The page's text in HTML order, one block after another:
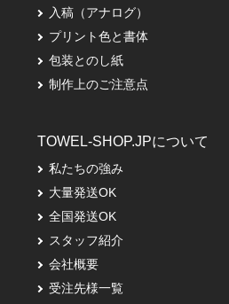
入稿（アナログ）
プリント色と書体
包装とのし紙
制作上のご注意点
TOWEL-SHOP.JPについて
私たちの強み
大量発送OK
全国発送OK
スタッフ紹介
会社概要
受注先様一覧